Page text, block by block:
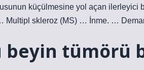
küçülmesine yol açan ilerleyici
Multipl skleroz (MS) … İnme. …
beyin tümörü